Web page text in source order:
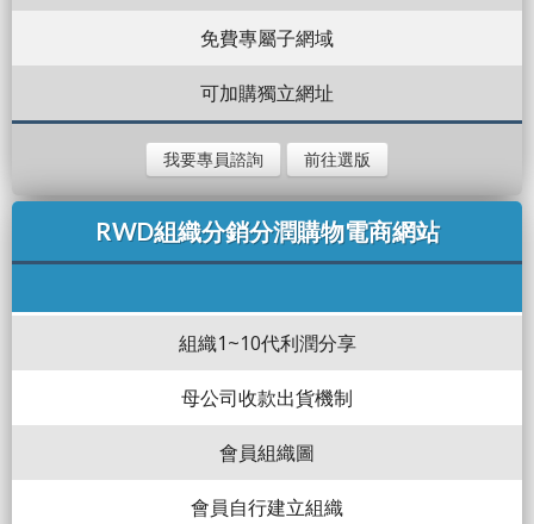
免費專屬子網域
可加購獨立網址
我要專員諮詢 前往選版
RWD組織分銷分潤購物電商網站
組織1~10代利潤分享
母公司收款出貨機制
會員組織圖
會員自行建立組織